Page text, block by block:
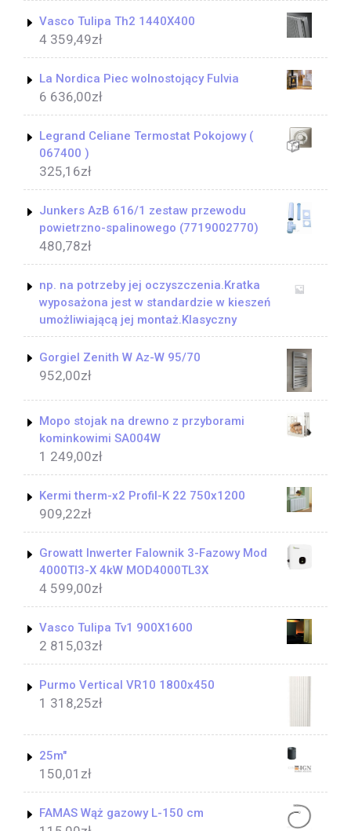
Vasco Tulipa Th2 1440X400
4 359,49zł
La Nordica Piec wolnostojący Fulvia
6 636,00zł
Legrand Celiane Termostat Pokojowy (
067400 )
325,16zł
Junkers AzB 616/1 zestaw przewodu
powietrzno-spalinowego (7719002770)
480,78zł
np. na potrzeby jej oczyszczenia.Kratka
wyposażona jest w standardzie w kieszeń
umożliwiającą jej montaż.Klasyczny
Gorgiel Zenith W Az-W 95/70
952,00zł
Mopo stojak na drewno z przyborami
kominkowimi SA004W
1 249,00zł
Kermi therm-x2 Profil-K 22 750x1200
909,22zł
Growatt Inwerter Falownik 3-Fazowy Mod
4000Tl3-X 4kW MOD4000TL3X
4 599,00zł
Vasco Tulipa Tv1 900X1600
2 815,03zł
Purmo Vertical VR10 1800x450
1 318,25zł
25m"
150,01 zł
FAMAS Wąż gazowy L-150 cm